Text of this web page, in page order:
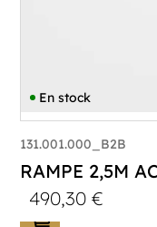
En stock
131.001.000_B2B
RAMPE 2,5M
490,30€